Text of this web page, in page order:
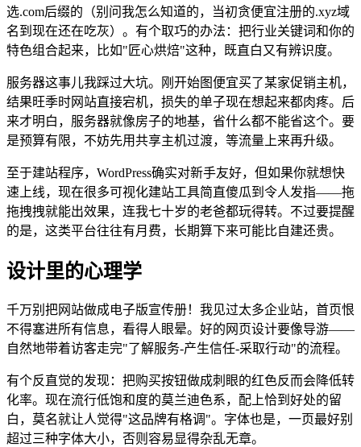
选.com后缀的（别问我怎么知道的，当初贪便宜注册的.xyz域
名到现在还在吃灰）。有个取巧的办法：把行业关键词和你的
特色组合起来，比如"匠心烘焙"这种，既直白又有辨识度。
服务器这事儿我踩过大坑。刚开始图便宜买了某家促销主机，
结果旺季时网站直接宕机，损失的单子现在想起来都肉疼。后
来才明白，服务器就像房子的地基，省什么都不能省这个。要
是预算有限，不妨先用共享主机过渡，等流量上来再升级。
至于建站程序，WordPress确实对新手友好，但如果你就想快
速上线，现在很多可视化建站工具简直傻瓜到令人发指——拖
拖拽拽就能出效果，连我七十岁的老爸都玩得转。不过要提醒
的是，这类平台往往有月费，长期算下来可能比自建还贵。
设计里的心理学
千万别把网站做成电子版宣传册！我见过太多企业站，首页恨
不得塞进所有信息，看得人眼晕。好的网页设计要像导游——
自然地带着访客走完"了解服务-产生信任-采取行动"的流程。
有个反直觉的发现：把购买按钮做成刺眼的红色反而会降低转
化率。现在流行低饱和度的莫兰迪色系，配上恰到好处的留
白，莫名就让人觉得"这品牌有格调"。字体也是，一页最好别
超过三种字体大小，否则容易显得杂乱无章。